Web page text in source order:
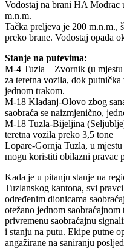
Vodostaj na brani HA Modrac
m.n.m.
Tačka preljeva je 200 m.n.m.,
preko brane. Vodostaj opada
Stanje na putevima:
M-4 Tuzla – Zvornik (u
za teretna vozila, dok
jednom trakom.
M-18 Kladanj-Olovo zbog
saobraća se naizmjenično,
M-18 Tuzla-Bijeljina
teretna vozila preko 3,5 tone
Lopare-Gornja Tuzla, u
mogu koristiti obilazni pravac
Kada je u pitanju stanje na
Tuzlanskog kantona, svi
određenim dionicama
otežano jednom
privremenu saobraćajnu
i stanju na putu. Ekipe putne
angažirane na saniranju